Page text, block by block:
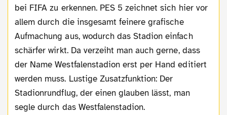
bei FIFA zu erkennen. PES 5 zeichnet sich hier vor
allem durch die insgesamt feinere grafische
Aufmachung aus, wodurch das Stadion einfach
schärfer wirkt. Da verzeiht man auch gerne, dass
der Name Westfalenstadion erst per Hand editiert
werden muss. Lustige Zusatzfunktion: Der
Stadionrundflug, der einen glauben lässt, man
segle durch das Westfalenstadion.